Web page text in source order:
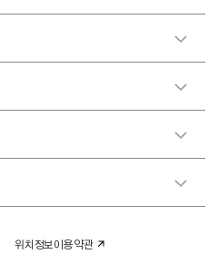
위치정보이용약관